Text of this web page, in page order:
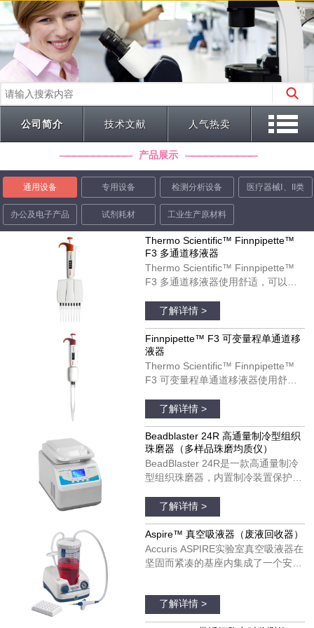
公司简介 技术文献 人气热卖
产品展示
通用设备 专用设备 检测分析设备 医疗器械Ⅰ、II类
办公及电子产品 试剂耗材 工业生产原材料
Thermo Scientific™ Finnpipette™
F3 多通道移液器
Thermo Scientific™ Finnpipette™
F3 多通道移液器使用舒适，可以在
识的宽型指状支托和人体工程学柄设
计可以改善您的移液体验。
Finnpipette F3 移液器可以用于单个
和多通道模具。货号：4660050；
4660010；4660020；4660040
了解详情 >
Finnpipette™ F3 可变量程单通道移
液器
Thermo Scientific™ Finnpipette™
F3 可变量程单通道移液器使用舒
作用。Finnpipette F3 移液器具有宽
阔的、支持彩色编码的指托和人机工
效学手柄设计。Finnpipette F3 移液
器可以用于单个和多通道模具。货
号：4640100；4640000；
4640010；4640020；4640030；
4640070；4640080
了解详情 >
Beadblaster 24R 高通量制冷型组织
珠磨器（多样品珠磨均质仪）
BeadBlaster 24R是一款高通量制冷
型组织珠磨器，内置制冷装置保护温
数珠磨器不同，BeadBlaster 24R具
有真正的、基于压缩机的制冷系统，
不需要干冰、液氮和空气供应。只需
设置所需的温度并预冷，温度将在整
个均质过程中维持低温，以保证样品
了解详情 >
Aspire™ 真空吸液器（废液回收器）
Accuris ASPIRE实验室真空吸液器在
坚固而紧凑的基座内集成了一个安
真空表。
了解详情 >